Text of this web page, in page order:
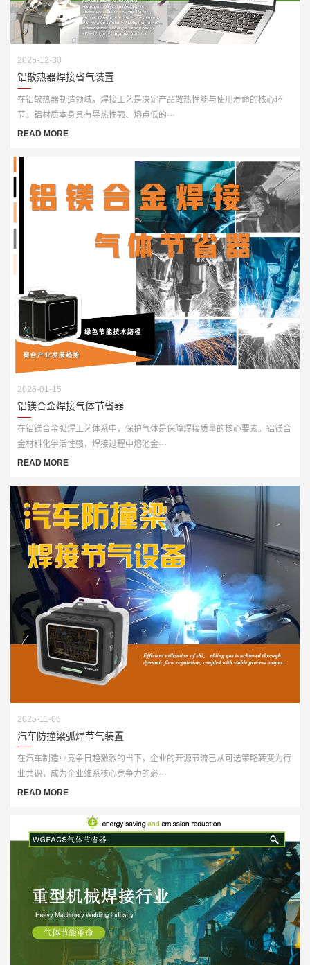
2025-12-30
铝散热器焊接省气装置
在铝散热器制造领域，焊接工艺是决定产品散热性能与使用寿命的核心环
节。铝材质本身具有导热性强、熔点低的···
READ MORE
2026-01-15
铝镁合金焊接气体节省器
在铝镁合金弧焊工艺体系中，保护气体是保障焊接质量的核心要素。铝镁合
金材料化学活性强，焊接过程中熔池金···
READ MORE
2025-11-06
汽车防撞梁弧焊节气装置
在汽车制造业竞争日趋激烈的当下，企业的开源节流已从可选策略转变为行
业共识，成为企业维系核心竞争力的必···
READ MORE